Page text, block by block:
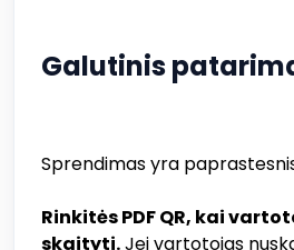
Galutinis
Sprendimas yra
Rinkitės PDF QR, kai
skaityti.Jei vartotojas